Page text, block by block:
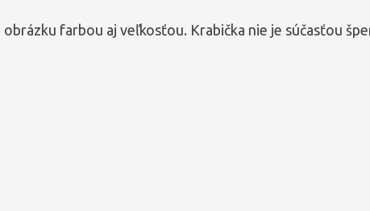
farbou aj veľkosťou. Krabička nie je súčasťou